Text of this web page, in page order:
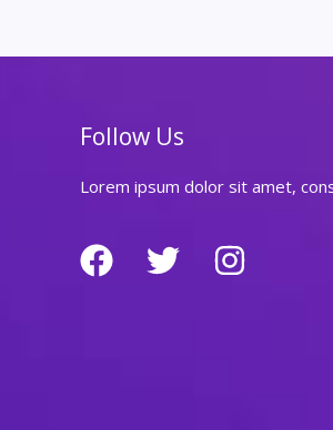
끼
의
연
Follow Us
Lorem ipsum dolor sit amet,